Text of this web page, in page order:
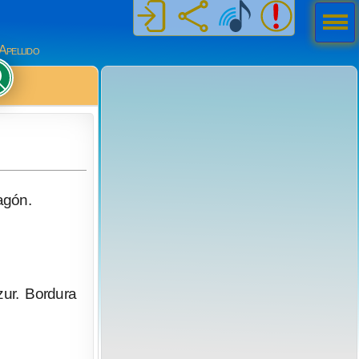
Bordura
Men
ú